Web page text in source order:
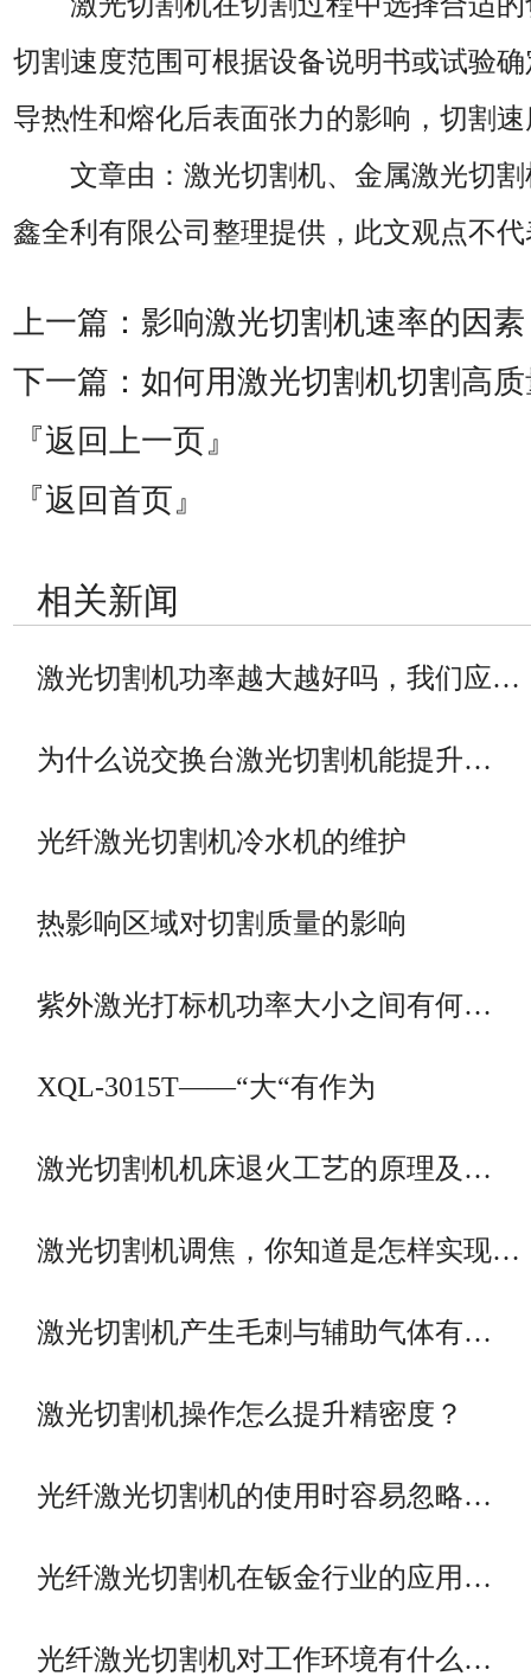
切割速度范围可根据设备说明书或试验
导热性和熔化后表面张力的影响，切割
文章由：激光切割机、金属激光切割
鑫全利有限公司整理提供，此文观点不
上一篇： 影响激光切割机速率的因素
下一篇：如何用激光切割机切割高
『返回上一页』
『返回首页』
相关新闻
激光切割机功率越大越好吗，我们应…
为什么说交换台激光切割机能提升…
光纤激光切割机冷水机的维护
热影响区域对切割质量的影响
紫外激光打标机功率大小之间有何…
XQL-3015T——“大“有作为
激光切割机机床退火工艺的原理及…
激光切割机调焦，你知道是怎样实现…
激光切割机产生毛刺与辅助气体有…
激光切割机操作怎么提升精密度？
光纤激光切割机的使用时容易忽略…
光纤激光切割机在钣金行业的应用…
光纤激光切割机对工作环境有什么…